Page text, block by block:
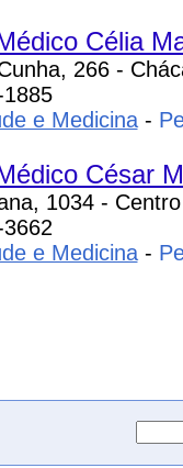
Célia
266 -
e Medicina-
César
1034 -
e Medicina-